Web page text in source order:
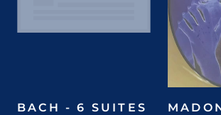
BACH - 6 SUITES